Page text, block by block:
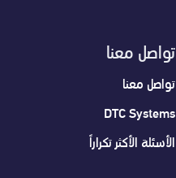
تواصل معنا
تواصل معنا
DTC Systems
الأسئلة الأكثر تكراراً